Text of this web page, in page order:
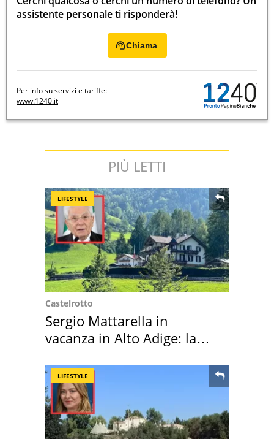
assistente personale ti risponderà!
Chiama
Per info su servizi e tariffe:
www.1240.it
PIÙ LETTI
LIFESTYLE
Castelrotto
Sergio Mattarella in
vacanza in Alto Adige: la
LIFESTYLE